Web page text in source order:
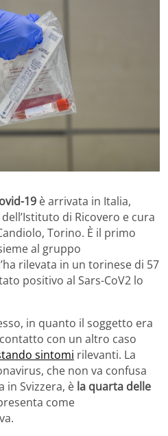
19 è arrivata in Italia,
di Ricovero e cura
Torino. È il primo
al gruppo
rilevata in un torinese di 57
positivo al Sars-CoV2 lo
in quanto il soggetto era
con un altro caso
sintomi rilevanti. La
che non va confusa
in Svizzera, è la quarta delle
come